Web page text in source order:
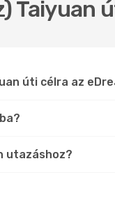
úti célra az
utazáshoz?